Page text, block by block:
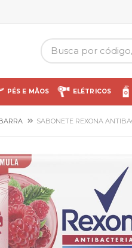
PÉS E MÃOS ELÉTRICOS
SABONETE REXONA